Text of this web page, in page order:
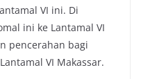
VI ini. Di
ini ke Lantamal VI
pencerahan bagi
VI Makassar.